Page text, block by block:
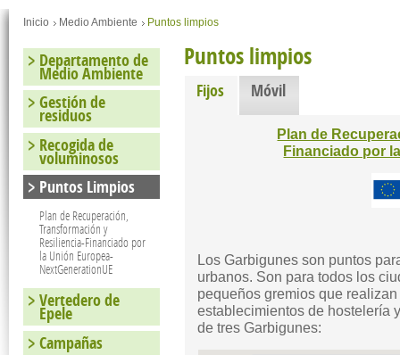
You are here
Inicio Medio Ambiente Puntos limpios
Puntos limpios
Fijos (active tab)
Móvil
Plan de
Financiado por
Los Garbigunes son puntos
urbanos. Son para todos los
pequeños gremios que
establecimientos de hostelería
de tres Garbigunes:
Departamento de
Medio Ambiente
Gestión de
residuos
Recogida de
voluminosos
Puntos Limpios
Plan de Recuperación,
Transformación y
Resiliencia-Financiado por
la Unión Europea-
NextGenerationUE
Vertedero de
Epele
Campañas